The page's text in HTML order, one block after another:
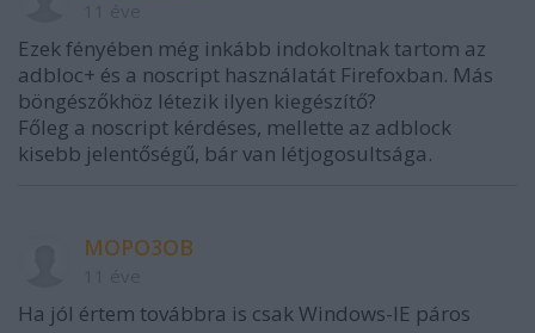
Ezek fényében még inkább indokoltnak tartom az
adbloc+ és a noscript használatát Firefoxban. Más
böngészőkhöz létezik ilyen kiegészítő?
Főleg a noscript kérdéses, mellette az adblock
kisebb jelentőségű, bár van létjogosultsága.
MOPO3OB
Ha jól értem továbbra is csak Windows-IE páros